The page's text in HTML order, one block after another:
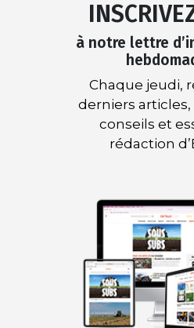
à notre lettre
Chaque jeudi,
derniers
conseils et
rédaction